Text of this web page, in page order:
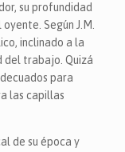
su profundidad
Según J.M.
inclinado a la
del trabajo. Quizá
para
las capillas
de su época y